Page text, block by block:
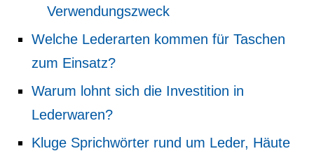
Verwendungszweck
Welche Lederarten kommen für Taschen
zum Einsatz?
Warum lohnt sich die Investition in
Lederwaren?
Kluge Sprichwörter rund um Leder, Häute